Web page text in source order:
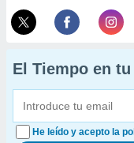
El Tiempo en tu
He leído y acepto la